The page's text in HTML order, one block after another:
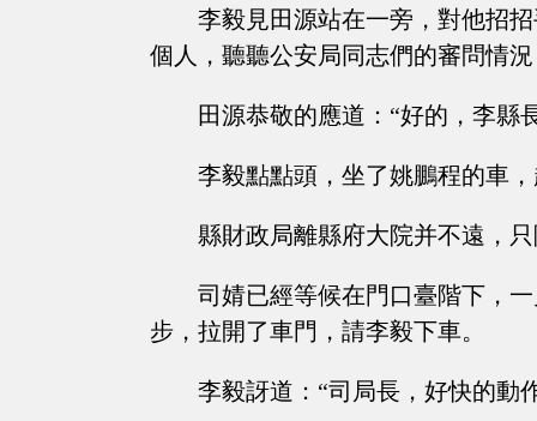
李毅見田源站在一旁，對他招
個人，聽聽公安局同志們的審問情
田源恭敬的應道：“好的，李縣
李毅點點頭，坐了姚鵬程的車
縣財政局離縣府大院并不遠，
司婧已經等候在門口臺階下，
步，拉開了車門，請李毅下車。
李毅訝道：“司局長，好快的動